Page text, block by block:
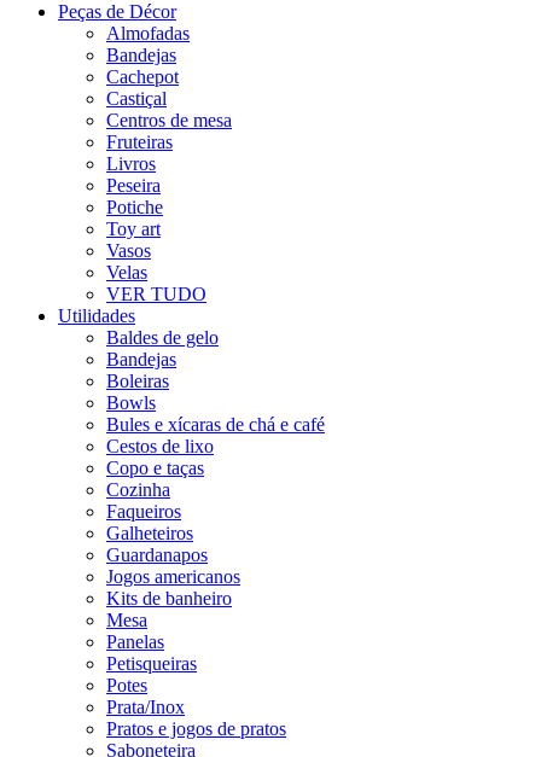
Peças de Décor
Almofadas
Bandejas
Cachepot
Castiçal
Centros de mesa
Fruteiras
Livros
Peseira
Potiche
Toy art
Vasos
Velas
VER TUDO
Utilidades
Baldes de gelo
Bandejas
Boleiras
Bowls
Bules e xícaras de chá e café
Cestos de lixo
Copo e taças
Cozinha
Faqueiros
Galheteiros
Guardanapos
Jogos americanos
Kits de banheiro
Mesa
Panelas
Petisqueiras
Potes
Prata/Inox
Pratos e jogos de pratos
Saboneteira